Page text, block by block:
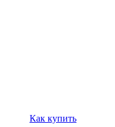
Как купить